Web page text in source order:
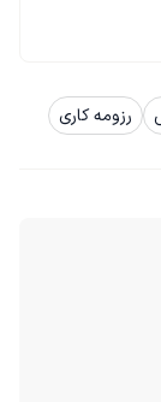
رزومه کاری